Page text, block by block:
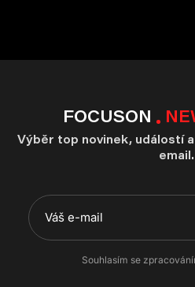
FOCUSON
Výběr top novinek, událostí
email.
Souhlasím se